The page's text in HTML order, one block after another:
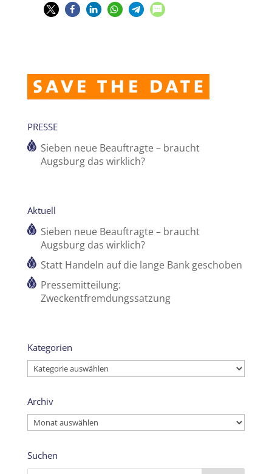
PRESSE
Sieben neue Beauftragte – braucht
Augsburg das wirklich?
Aktuell
Sieben neue Beauftragte – braucht
Augsburg das wirklich?
Statt Handeln auf die lange Bank geschoben
Pressemitteilung:
Zweckentfremdungssatzung
Kategorien
Kategorien
Archiv
Archiv
Suchen